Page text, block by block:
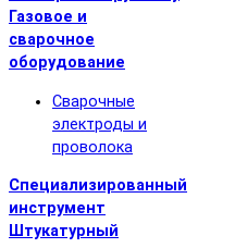
Газовое и
сварочное
оборудование
Сварочные
электроды и
проволока
Специализированный
инструмент
Штукатурный